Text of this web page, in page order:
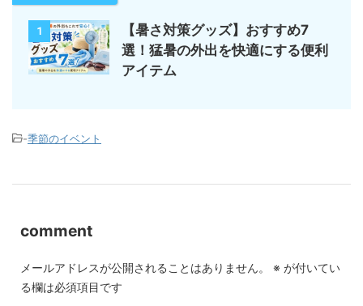
1
【暑さ対策グッズ】おすすめ7
選！猛暑の外出を快適にする便利
アイテム
-季節のイベント
comment
メールアドレスが公開されることはありません。 ※ が付いてい
る欄は必須項目です